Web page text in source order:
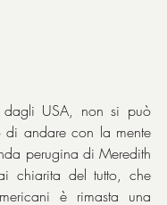
USA, non si può
di andare con la mente
perugina di Meredith
chiarita del tutto, che
è rimasta una